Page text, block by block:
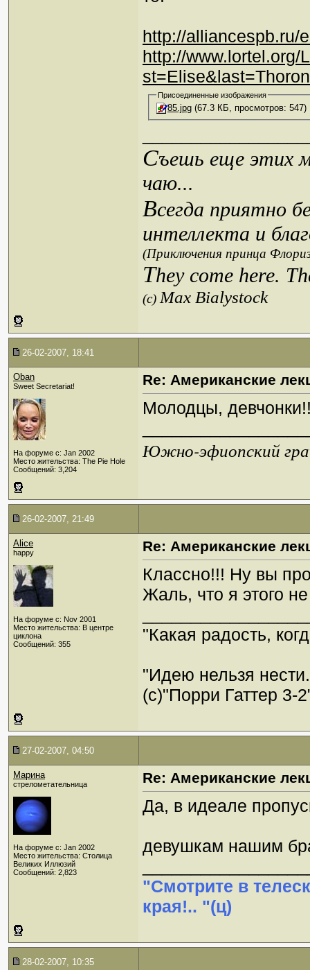
http://alliancespb.ru/
http://www.lortel.org/
Присоединенные изображения
85.jpg (67.3 КБ, просмотров: 547)
Съешь еще этих
чаю...
Всегда приятно
интеллекта и
(Приключения принца
They come here.
(c)Max Bialystock
26-02-2007, 18:41
Oban
Sweet Secretariat!
На форуме с: Jan 2002
Место жительства: The Pie Hole
Сообщений: 3,204
Re: Американские
Молодцы,
Южно-эфиопский
26-02-2007, 21:49
Alice
happy
На форуме с: Nov 2001
Место жительства: В центре
циклона
Сообщений: 355
Re: Американские
Классно!!! Ну вы
Жаль, что я этого
"Какая радость,
"Идею нельзя
(c)"Порри Гаттер 3-
27-02-2007, 04:50
Марина
стрелометательница
На форуме с: Jan 2002
Место жительства: Столица
Великих Иллюзий
Сообщений: 2,823
Re: Американские
Да, в идеале
девушкам нашим
"Смотрите в
края!.. "(ц)
28-02-2007, 10:35